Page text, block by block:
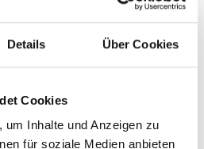
Details Über Cookies
Cookies
Inhalte und Anzeigen zu
für soziale Medien anbieten
Radtour. Falls Sie Ihre
wollen, verlängern wir